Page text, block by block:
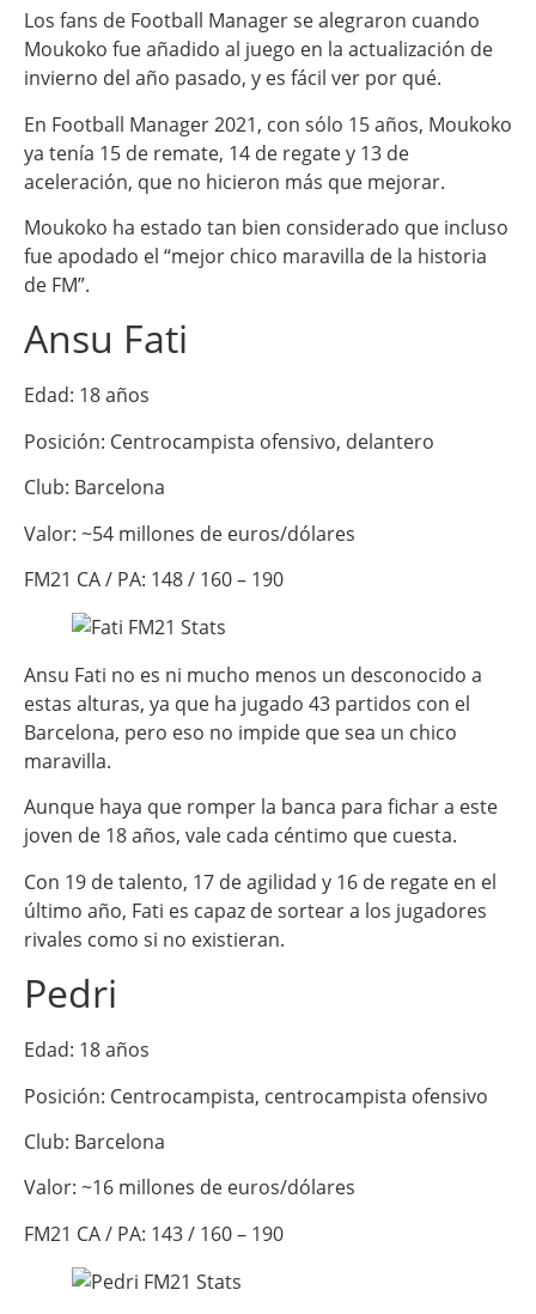
Los fans de Football Manager se alegraron cuando
Moukoko fue añadido al juego en la actualización de
invierno del año pasado, y es fácil ver por qué.
En Football Manager 2021, con sólo 15 años, Moukoko
ya tenía 15 de remate, 14 de regate y 13 de
aceleración, que no hicieron más que mejorar.
Moukoko ha estado tan bien considerado que incluso
fue apodado el “mejor chico maravilla de la historia
de FM”.
Ansu Fati
Edad: 18 años
Posición: Centrocampista ofensivo, delantero
Club: Barcelona
Valor: ~54 millones de euros/dólares
FM21 CA / PA: 148 / 160 – 190
Ansu Fati no es ni mucho menos un desconocido a
estas alturas, ya que ha jugado 43 partidos con el
Barcelona, pero eso no impide que sea un chico
maravilla.
Aunque haya que romper la banca para fichar a este
joven de 18 años, vale cada céntimo que cuesta.
Con 19 de talento, 17 de agilidad y 16 de regate en el
último año, Fati es capaz de sortear a los jugadores
rivales como si no existieran.
Pedri
Edad: 18 años
Posición: Centrocampista, centrocampista ofensivo
Club: Barcelona
Valor: ~16 millones de euros/dólares
FM21 CA / PA: 143 / 160 – 190